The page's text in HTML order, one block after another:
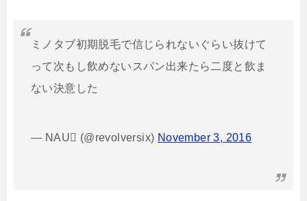
ミノタブ初期脱毛で信じられないぐらい抜けて
って次もし飲めないスパン出来たら二度と飲ま
ない決意した
— NAU (@revolversix) November 3, 2016